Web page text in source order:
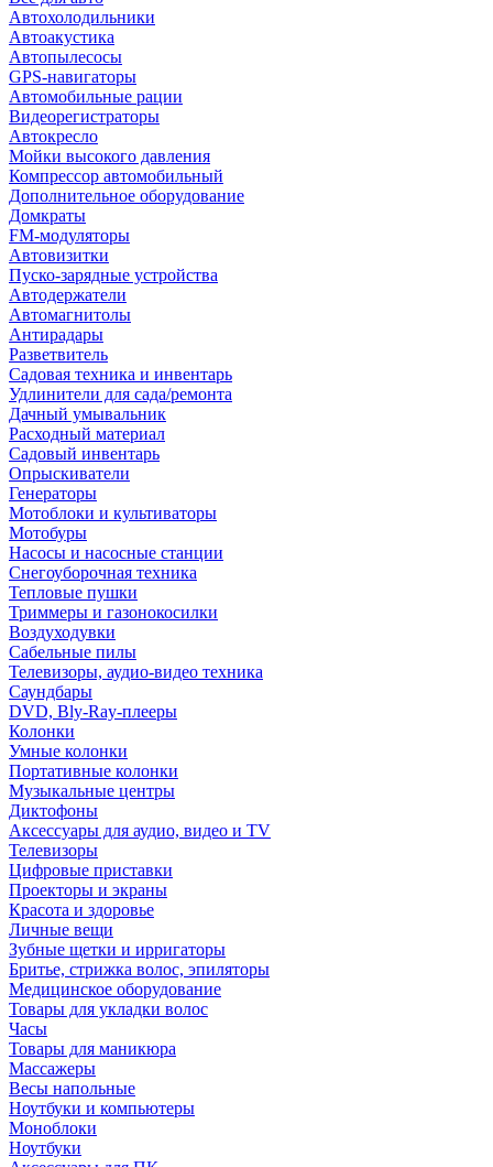
Автохолодильники
Автоакустика
Автопылесосы
GPS-навигаторы
Автомобильные рации
Видеорегистраторы
Автокресло
Мойки высокого давления
Компрессор автомобильный
Дополнительное оборудование
Домкраты
FM-модуляторы
Автовизитки
Пуско-зарядные устройства
Автодержатели
Автомагнитолы
Антирадары
Разветвитель
Садовая техника и инвентарь
Удлинители для сада/ремонта
Дачный умывальник
Расходный материал
Садовый инвентарь
Опрыскиватели
Генераторы
Мотоблоки и культиваторы
Мотобуры
Насосы и насосные станции
Снегоуборочная техника
Тепловые пушки
Триммеры и газонокосилки
Воздуходувки
Сабельные пилы
Телевизоры, аудио-видео техника
Саундбары
DVD, Bly-Ray-плееры
Колонки
Умные колонки
Портативные колонки
Музыкальные центры
Диктофоны
Аксессуары для аудио, видео и TV
Телевизоры
Цифровые приставки
Проекторы и экраны
Красота и здоровье
Личные вещи
Зубные щетки и ирригаторы
Бритье, стрижка волос, эпиляторы
Медицинское оборудование
Товары для укладки волос
Часы
Товары для маникюра
Массажеры
Весы напольные
Ноутбуки и компьютеры
Моноблоки
Ноутбуки